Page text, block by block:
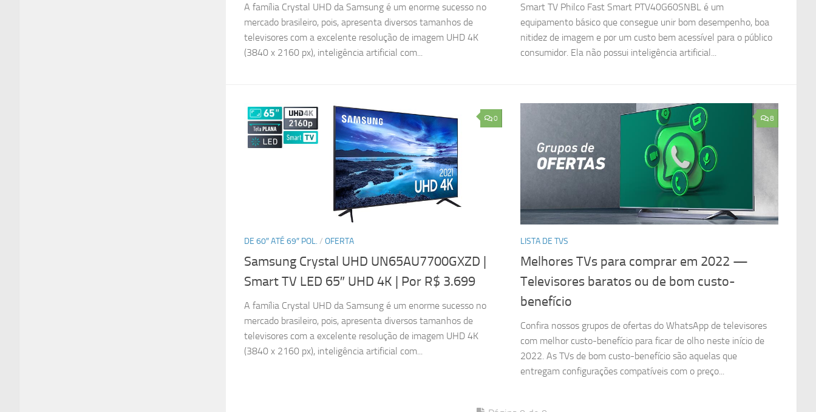
A família Crystal UHD da Samsung é um enorme sucesso no
mercado brasileiro, pois, apresenta diversos tamanhos de
televisores com a excelente resolução de imagem UHD 4K
(3840 x 2160 px), inteligência artificial com...
Smart TV Philco Fast Smart PTV40G60SNBL é um
equipamento básico que consegue unir bom desempenho, boa
nitidez de imagem e por um custo bem acessível para o público
consumidor. Ela não possui inteligência artificial...
0
DE 60″ ATÉ 69″ POL. / OFERTA
Samsung Crystal UHD UN65AU7700GXZD |
Smart TV LED 65″ UHD 4K | Por R$ 3.699
A família Crystal UHD da Samsung é um enorme sucesso no
mercado brasileiro, pois, apresenta diversos tamanhos de
televisores com a excelente resolução de imagem UHD 4K
(3840 x 2160 px), inteligência artificial com...
8
LISTA DE TVS
Melhores TVs para comprar em 2022 —
Televisores baratos ou de bom custo-
benefício
Confira nossos grupos de ofertas do WhatsApp de televisores
com melhor custo-benefício para ficar de olho neste início de
2022. As TVs de bom custo-benefício são aquelas que
entregam configurações compatíveis com o preço...